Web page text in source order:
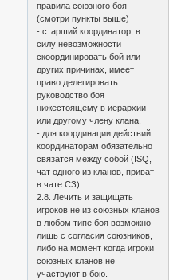
правила союзного боя
(смотри пункты выше)
- старший координатор, в
силу невозможности
скоординировать бой или
других причинах, имеет
право делегировать
руководство боя
нижестоящему в иерархии
или другому члену клана.
- для координации действий
координаторам обязательно
связатся между собой (ISQ,
чат одного из кланов, приват
в чате СЗ).
2.8. Лечить и защищать
игроков не из союзных кланов
в любом типе боя возможно
лишь с согласия союзников,
либо на момент когда игроки
союзных кланов не
участвуют в бою.